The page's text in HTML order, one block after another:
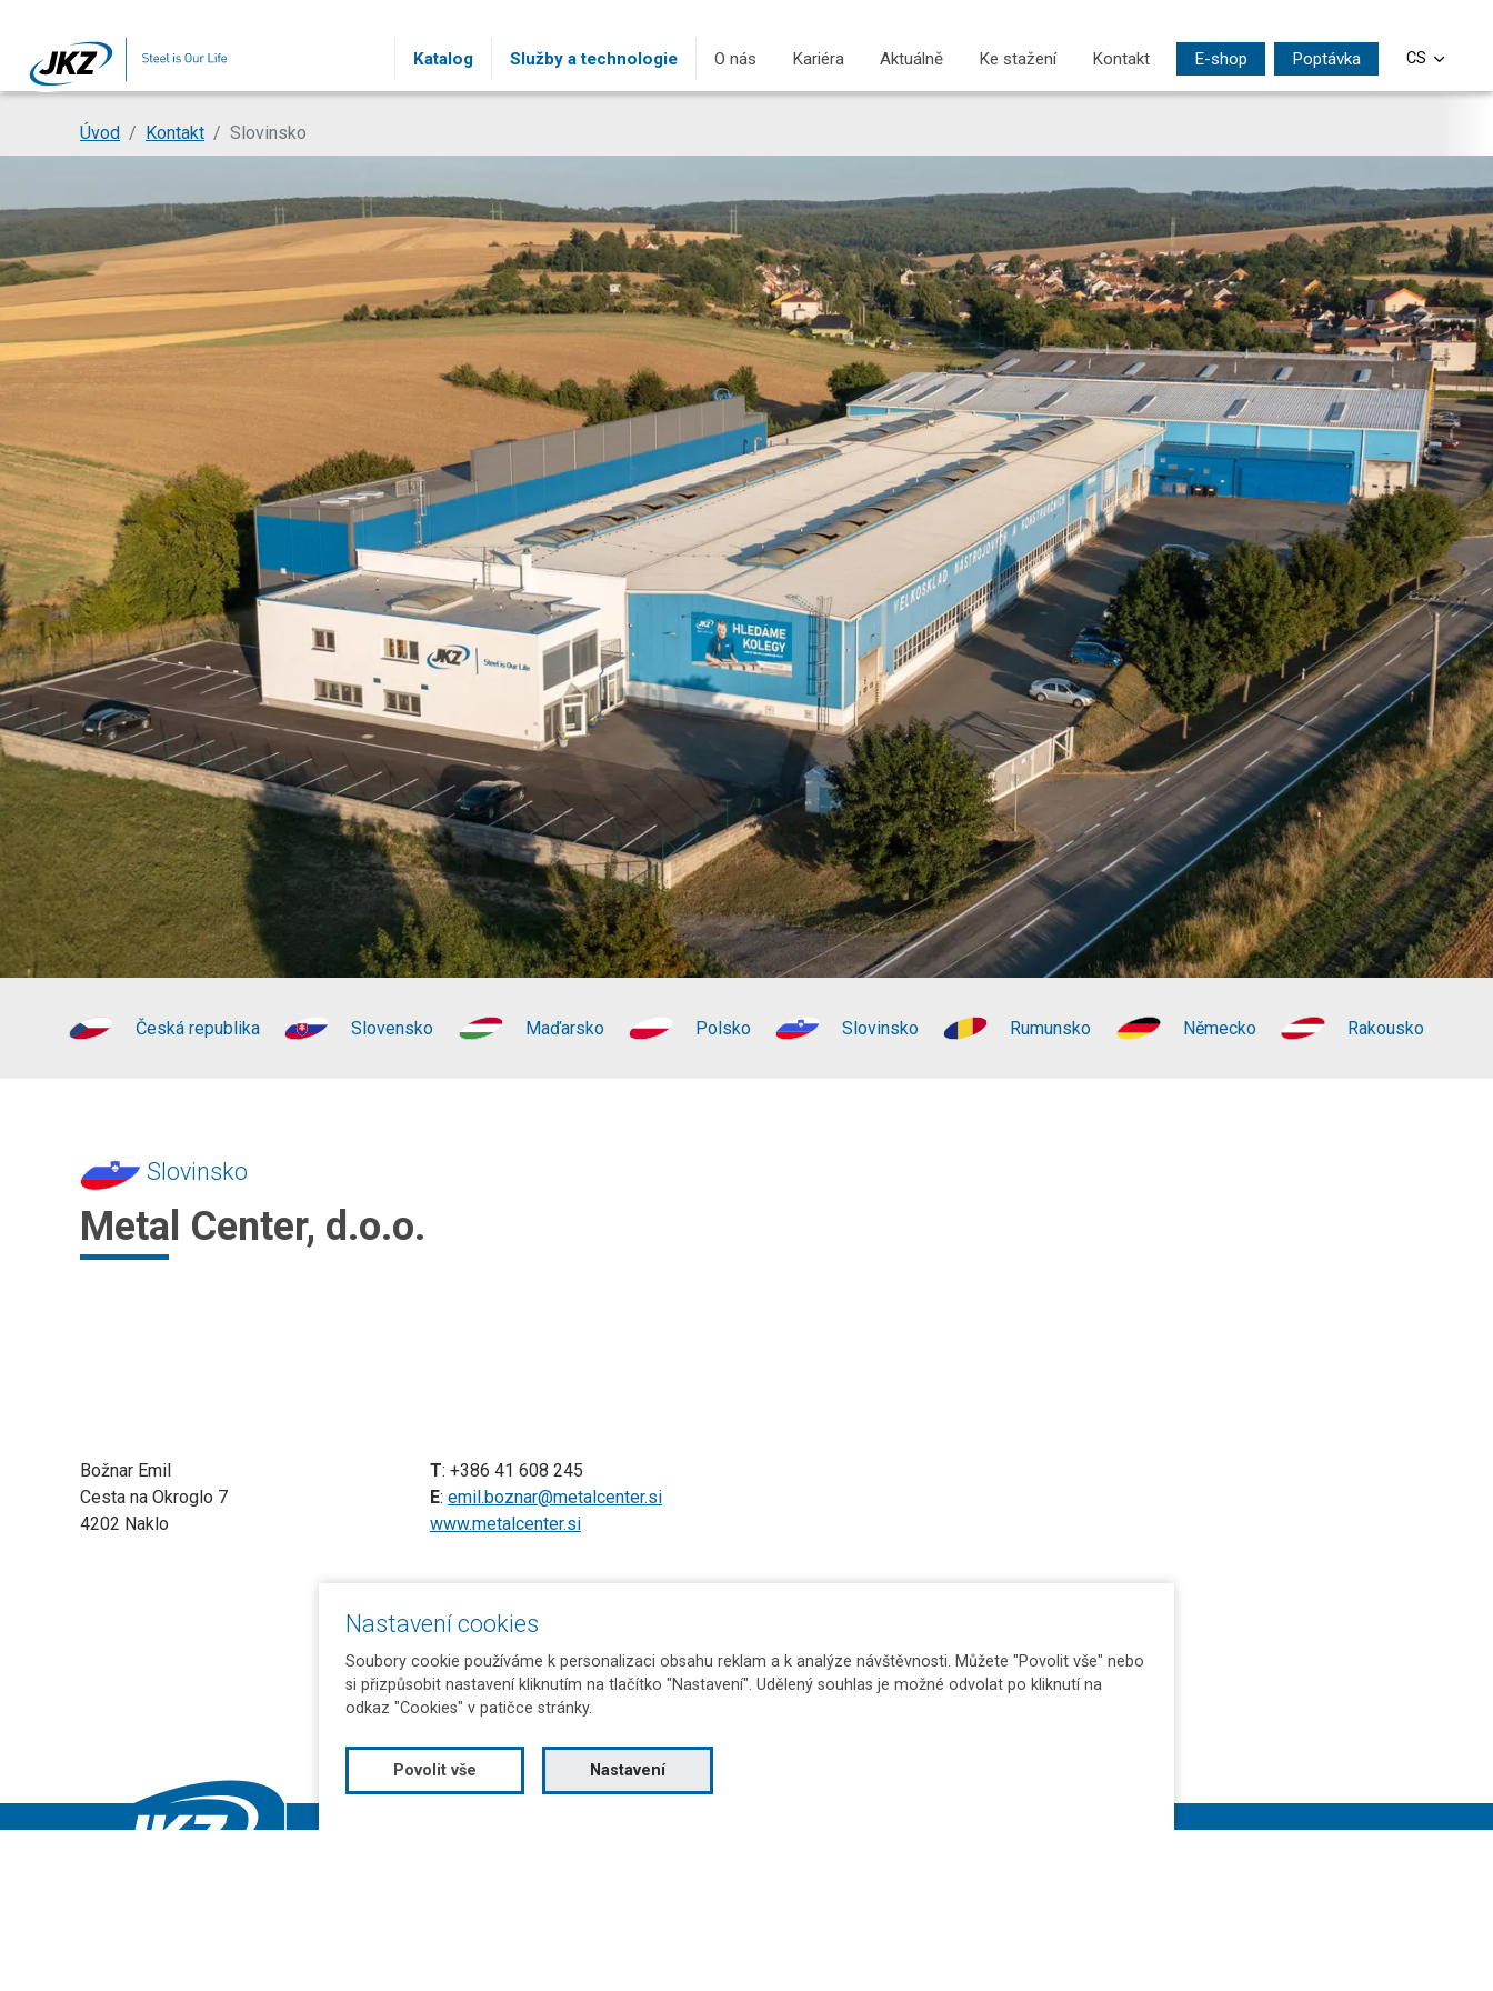
Katalog Služby a technologie O nás Kariéra Aktuálně Ke stažení Kontakt E-shop Poptávka CS
DE
PL
SI
HU
Jsi tady:
Úvod Kontakt Slovinsko
Česká republika Slovensko Maďarsko Polsko Slovinsko Rumunsko Německo Rakousko
Slovinsko
Metal Center, d.o.o.
Božnar Emil
Cesta na Okroglo 7
4202 Naklo
T: +386 41 608 245
E: emil.boznar@metalcenter.si
www.metalcenter.si
Nastavení cookies
Soubory cookie používáme k personalizaci obsahu reklam a k analýze návštěvnosti. Můžete "Povolit vše" nebo
si přizpůsobit nastavení kliknutím na tlačítko "Nastavení". Udělený souhlas je možné odvolat po kliknutí na
odkaz "Cookies" v patičce stránky.
Povolit vše Nastavení